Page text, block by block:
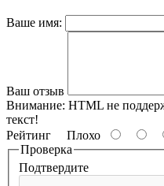
Ваше имя:
Ваш отзыв
Внимание: HTML не
текст!
Рейтинг Плохо
Проверка
Подтвердите